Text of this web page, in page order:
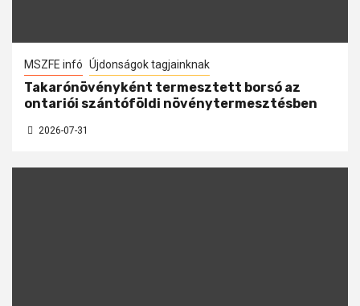
MSZFE infó Újdonságok tagjainknak
Takarónövényként termesztett borsó az
ontariói szántóföldi növénytermesztésben
2026-07-31